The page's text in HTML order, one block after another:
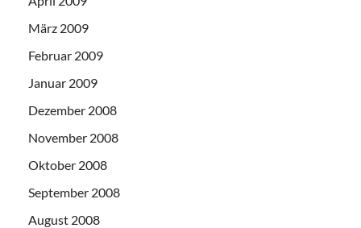
März 2009
Februar 2009
Januar 2009
Dezember 2008
November 2008
Oktober 2008
September 2008
August 2008